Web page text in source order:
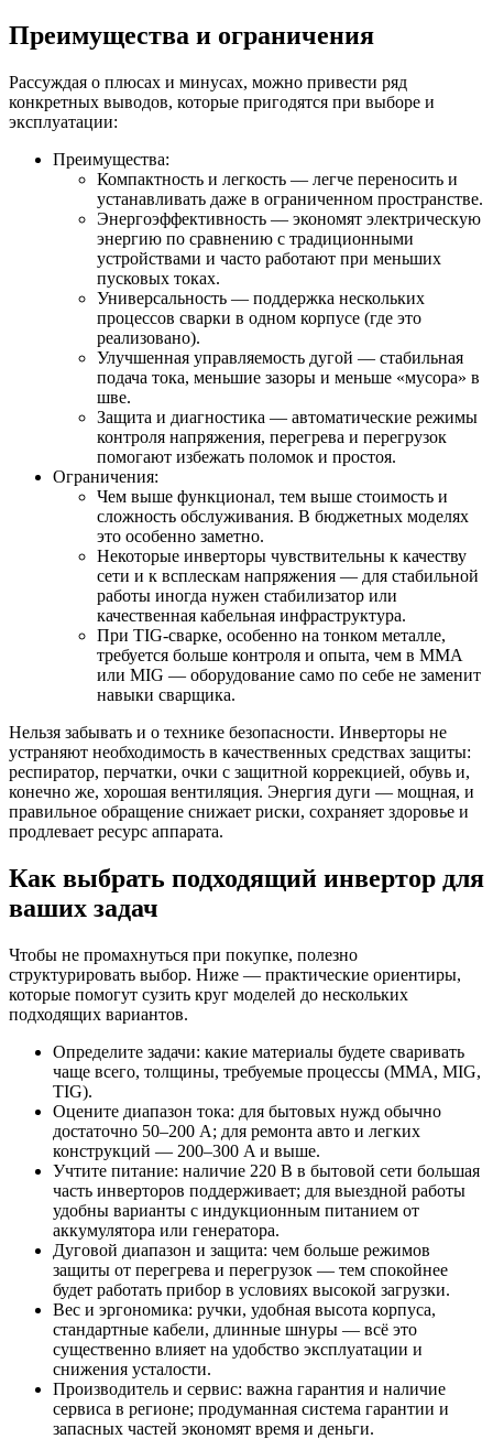
Преимущества и ограничения
Рассуждая о плюсах и минусах, можно привести ряд
конкретных выводов, которые пригодятся при выборе и
эксплуатации:
Преимущества:
Компактность и легкость — легче переносить и
устанавливать даже в ограниченном пространстве.
Энергоэффективность — экономят электрическую
энергию по сравнению с традиционными
устройствами и часто работают при меньших
пусковых токах.
Универсальность — поддержка нескольких
процессов сварки в одном корпусе (где это
реализовано).
Улучшенная управляемость дугой — стабильная
подача тока, меньшие зазоры и меньше «мусора» в
шве.
Защита и диагностика — автоматические режимы
контроля напряжения, перегрева и перегрузок
помогают избежать поломок и простоя.
Ограничения:
Чем выше функционал, тем выше стоимость и
сложность обслуживания. В бюджетных моделях
это особенно заметно.
Некоторые инверторы чувствительны к качеству
сети и к всплескам напряжения — для стабильной
работы иногда нужен стабилизатор или
качественная кабельная инфраструктура.
При TIG-сварке, особенно на тонком металле,
требуется больше контроля и опыта, чем в MMA
или MIG — оборудование само по себе не заменит
навыки сварщика.
Нельзя забывать и о технике безопасности. Инверторы не
устраняют необходимость в качественных средствах защиты:
респиратор, перчатки, очки с защитной коррекцией, обувь и,
конечно же, хорошая вентиляция. Энергия дуги — мощная, и
правильное обращение снижает риски, сохраняет здоровье и
продлевает ресурс аппарата.
Как выбрать подходящий инвертор для
ваших задач
Чтобы не промахнуться при покупке, полезно
структурировать выбор. Ниже — практические ориентиры,
которые помогут сузить круг моделей до нескольких
подходящих вариантов.
Определите задачи: какие материалы будете сваривать
чаще всего, толщины, требуемые процессы (MMA, MIG,
TIG).
Оцените диапазон тока: для бытовых нужд обычно
достаточно 50–200 A; для ремонта авто и легких
конструкций — 200–300 A и выше.
Учтите питание: наличие 220 В в бытовой сети большая
часть инверторов поддерживает; для выездной работы
удобны варианты с индукционным питанием от
аккумулятора или генератора.
Дуговой диапазон и защита: чем больше режимов
защиты от перегрева и перегрузок — тем спокойнее
будет работать прибор в условиях высокой загрузки.
Вес и эргономика: ручки, удобная высота корпуса,
стандартные кабели, длинные шнуры — всё это
существенно влияет на удобство эксплуатации и
снижения усталости.
Производитель и сервис: важна гарантия и наличие
сервиса в регионе; продуманная система гарантии и
запасных частей экономят время и деньги.